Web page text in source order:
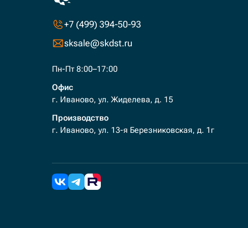
+7 (499) 394-50-93
sksale@skdst.ru
Пн-Пт 8:00–17:00
Офис
г. Иваново, ул. Жиделева, д. 15
Производство
г. Иваново, ул. 13-я Березниковская, д. 1г